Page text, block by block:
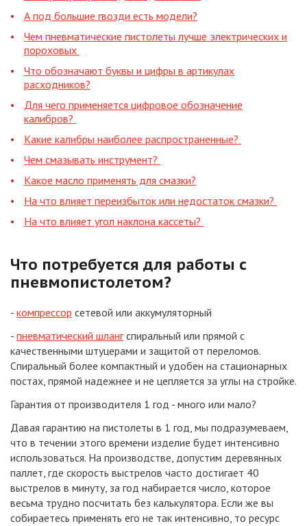
А под большие гвозди есть модели?
Чем пневматические пистолеты лучше электрических и
пороховых
Что обозначают буквы и цифры в артикулах
расходников?
Для чего применяется цифровое обозначение
калибров?
Какие калибры наиболее распространенные?
Чем смазывать инструмент?
Какое масло применять для смазки?
На что влияет переизбыток или недостаток смазки?
На что влияет угол наклона кассеты?
Что потребуется для работы с
пневмопистолетом?
- компрессор сетевой или аккумуляторный
- пневматический шлангспиральный или прямой с
качественными штуцерами и защитой от переломов.
Спиральный более компактный и удобен на стационарных
постах, прямой надежнее и не цепляется за углы на стройке.
Гарантия от производителя 1 год - много или мало?
Давая гарантию на пистолеты в 1 год, мы подразумеваем,
что в течении этого времени изделие будет интенсивно
использоваться. На производстве, допустим деревянных
паллет, где скорость выстрелов часто достигает 40
выстрелов в минуту, за год набирается число, которое
весьма трудно посчитать без калькулятора. Если же вы
собираетесь применять его не так интенсивно, то ресурс